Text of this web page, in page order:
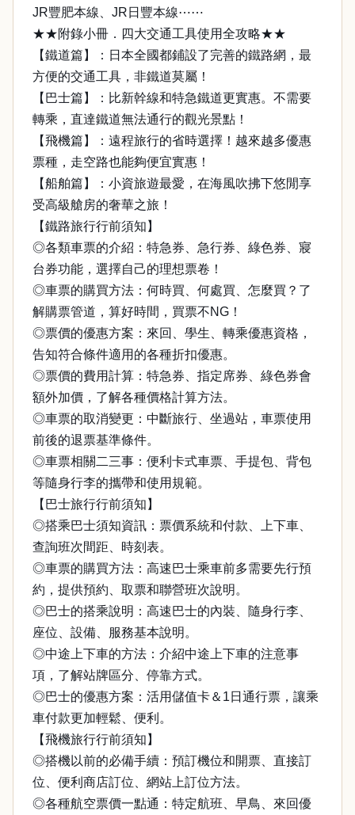
JR豐肥本線、JR日豐本線⋯⋯
★★附錄小冊．四大交通工具使用全攻略★★
【鐵道篇】：日本全國都鋪設了完善的鐵路網，最
方便的交通工具，非鐵道莫屬！
【巴士篇】：比新幹線和特急鐵道更實惠。不需要
轉乘，直達鐵道無法通行的觀光景點！
【飛機篇】：遠程旅行的省時選擇！越來越多優惠
票種，走空路也能夠便宜實惠！
【船舶篇】：小資旅遊最愛，在海風吹拂下悠閒享
受高級艙房的奢華之旅！
【鐵路旅行行前須知】
◎各類車票的介紹：特急券、急行券、綠色券、寢
台券功能，選擇自己的理想票卷！
◎車票的購買方法：何時買、何處買、怎麼買？了
解購票管道，算好時間，買票不NG！
◎票價的優惠方案：來回、學生、轉乘優惠資格，
告知符合條件適用的各種折扣優惠。
◎票價的費用計算：特急券、指定席券、綠色券會
額外加價，了解各種價格計算方法。
◎車票的取消變更：中斷旅行、坐過站，車票使用
前後的退票基準條件。
◎車票相關二三事：便利卡式車票、手提包、背包
等隨身行李的攜帶和使用規範。
【巴士旅行行前須知】
◎搭乘巴士須知資訊：票價系統和付款、上下車、
查詢班次間距、時刻表。
◎車票的購買方法：高速巴士乘車前多需要先行預
約，提供預約、取票和聯營班次說明。
◎巴士的搭乘說明：高速巴士的內裝、隨身行李、
座位、設備、服務基本說明。
◎中途上下車的方法：介紹中途上下車的注意事
項，了解站牌區分、停靠方式。
◎巴士的優惠方案：活用儲值卡＆1日通行票，讓乘
車付款更加輕鬆、便利。
【飛機旅行行前須知】
◎搭機以前的必備手續：預訂機位和開票、直接訂
位、便利商店訂位、網站上訂位方法。
◎各種航空票價一點通：特定航班、早鳥、來回優